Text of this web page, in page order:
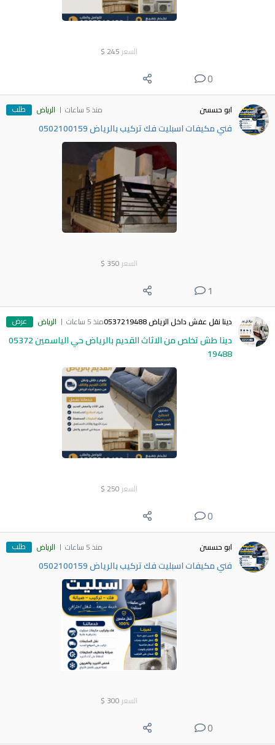
السعر 245
$
0
ابو حسسن منذ 5 ساعات الرياض طلب
فني مكيفات اسبليت فك تركيب بالرياض 0502100159
السعر 350
$
1
دينا نقل عفش داخل الرياض 0537219488 منذ 5 ساعات الرياض عرض
دينا طش تخلص من الاثاث القديم بالرياض حي الياسمين 05372
19488
السعر 250
$
0
ابو حسسن منذ 5 ساعات الرياض طلب
فني مكيفات اسبليت فك تركيب بالرياض 0502100159
السعر 300
$
0